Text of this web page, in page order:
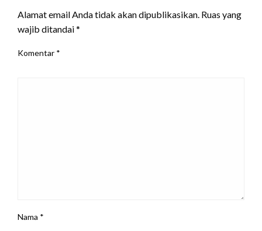
Alamat email Anda tidak akan dipublikasikan. Ruas yang
wajib ditandai*
Komentar *
Nama *